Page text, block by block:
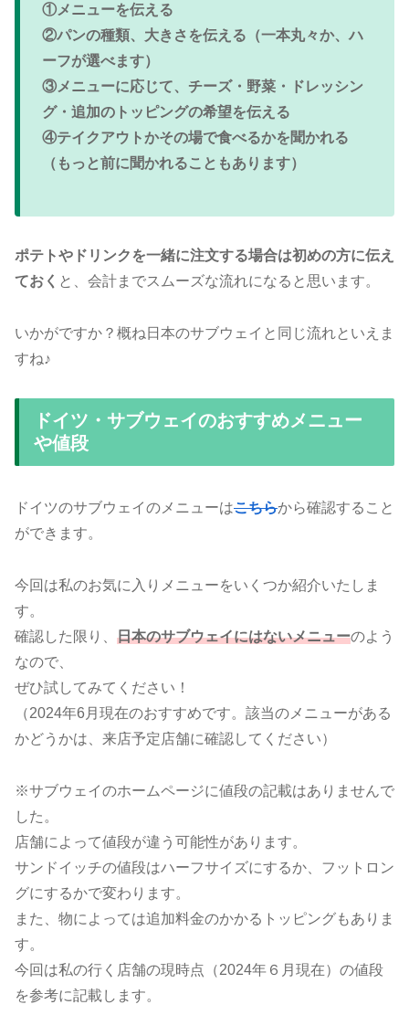
①メニューを伝える
②パンの種類、大きさを伝える（一本丸々か、ハ
ーフが選べます）
③メニューに応じて、チーズ・野菜・ドレッシン
グ・追加のトッピングの希望を伝える
④テイクアウトかその場で食べるかを聞かれる
（もっと前に聞かれることもあります）
ポテトやドリンクを一緒に注文する場合は初めの方に伝え
ておく と、会計までスムーズな流れになると思います。
いかがですか？概ね日本のサブウェイと同じ流れといえま
すね♪
ドイツ・サブウェイのおすすめメニュー
や値段
ドイツのサブウェイのメニューはこちらから確認すること
ができます。
今回は私のお気に入りメニューをいくつか紹介いたしま
す。
確認した限り、 日本のサブウェイにはないメニューのよう
なので、
ぜひ試してみてください！
（2024年6月現在のおすすめです。該当のメニューがある
かどうかは、来店予定店舗に確認してください）
※サブウェイのホームページに値段の記載はありませんで
した。
店舗によって値段が違う可能性があります。
サンドイッチの値段はハーフサイズにするか、フットロン
グにするかで変わります。
また、物によっては追加料金のかかるトッピングもありま
す。
今回は私の行く店舗の現時点（2024年６月現在）の値段
を参考に記載します。